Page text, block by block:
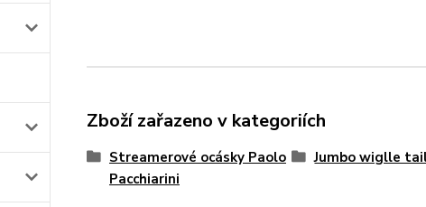
Zboží zařazeno v kategoriích
Streamerové ocásky Paolo
Pacchiarini
Jumbo wiglle